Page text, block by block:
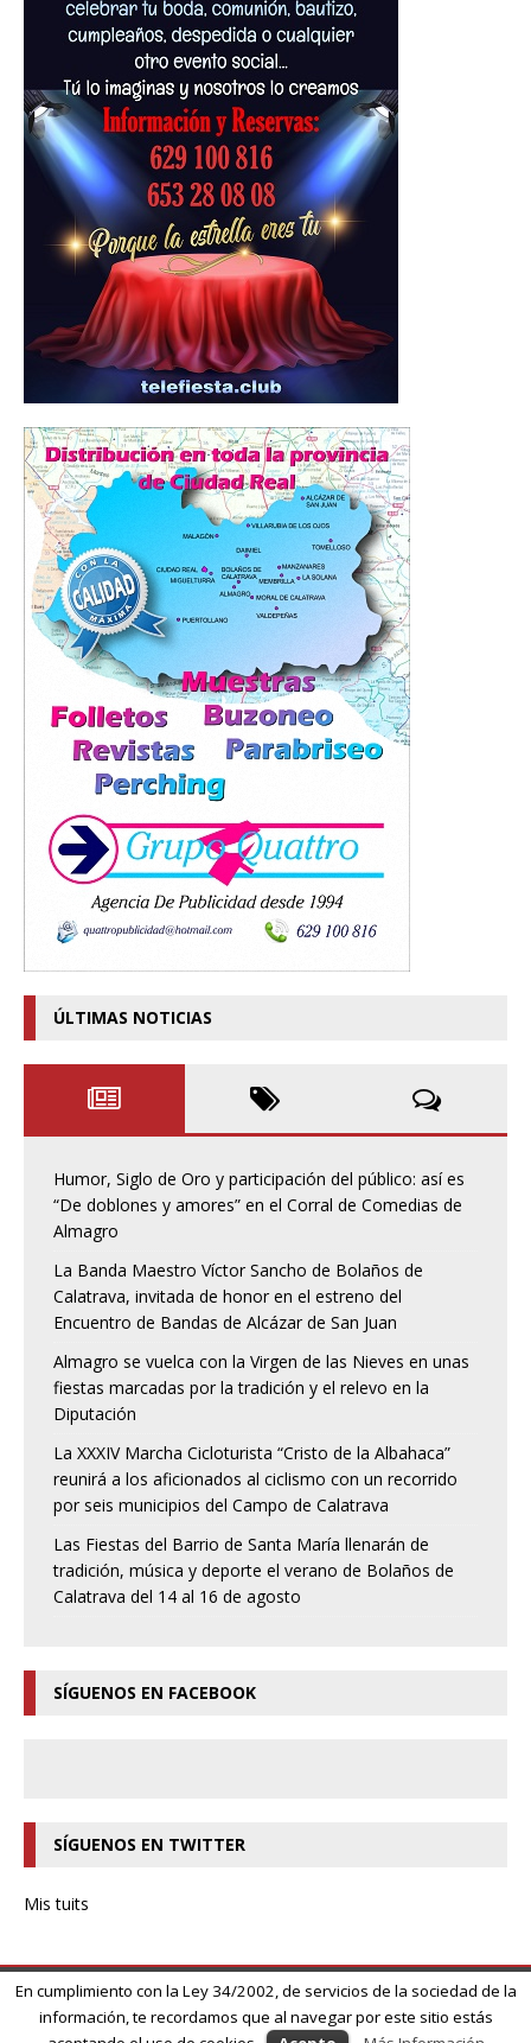
ÚLTIMAS NOTICIAS
Humor, Siglo de Oro y participación del público: así es
“De doblones y amores” en el Corral de Comedias de
Almagro
La Banda Maestro Víctor Sancho de Bolaños de
Calatrava, invitada de honor en el estreno del
Encuentro de Bandas de Alcázar de San Juan
Almagro se vuelca con la Virgen de las Nieves en unas
fiestas marcadas por la tradición y el relevo en la
Diputación
La XXXIV Marcha Cicloturista “Cristo de la Albahaca”
reunirá a los aficionados al ciclismo con un recorrido
por seis municipios del Campo de Calatrava
Las Fiestas del Barrio de Santa María llenarán de
tradición, música y deporte el verano de Bolaños de
Calatrava del 14 al 16 de agosto
SÍGUENOS EN FACEBOOK
SÍGUENOS EN TWITTER
Mis tuits
En cumplimiento con la Ley 34/2002, de servicios de la sociedad de la
información, te recordamos que al navegar por este sitio estás